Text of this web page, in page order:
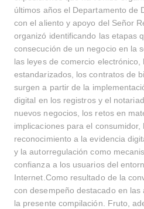
últimos años el Departamento de
con el aliento y apoyo del Señor
organizó identificando las etapas
consecución de un negocio en la
las leyes de comercio
estandarizados, los contratos de
surgen a partir de la
digital en los registros y el
nuevos negocios, los retos en
implicaciones para el
reconocimiento a la evidencia
y la autorregulación como
confianza a los usuarios del
Internet.Como resultado de la
con desempeño destacado en
la presente compilación. Fruto,